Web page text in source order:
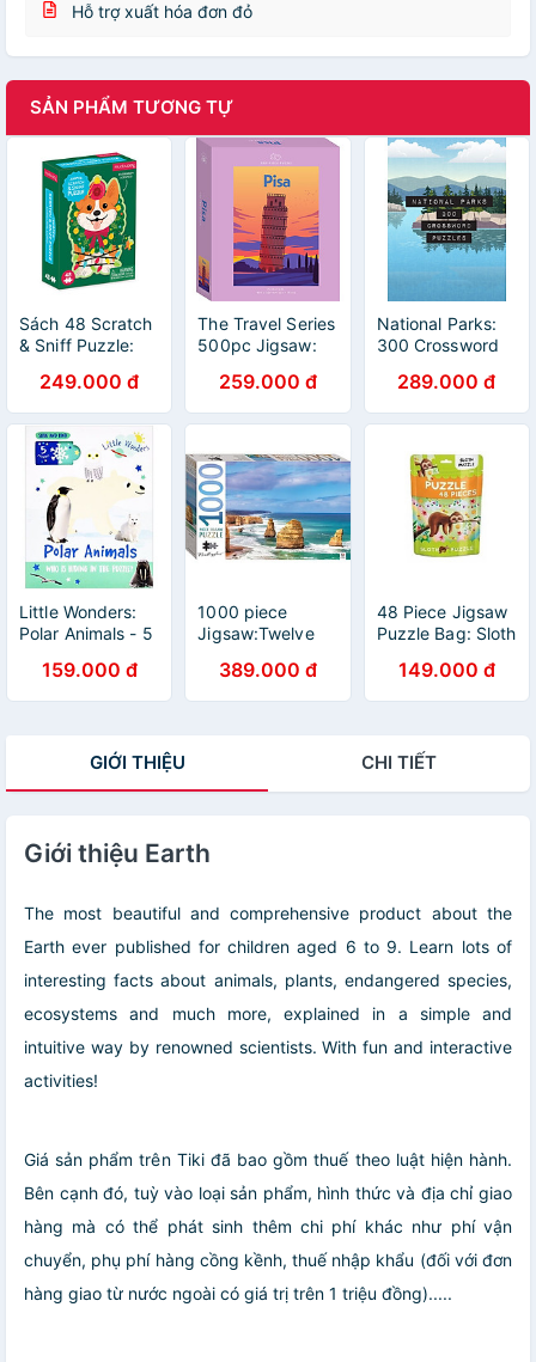
Hỗ trợ xuất hóa đơn đỏ
SẢN PHẨM TƯƠNG TỰ
Sách 48 Scratch
& Sniff Puzzle:
249.000 đ
The Travel Series
500pc Jigsaw:
259.000 đ
National Parks:
300 Crossword
289.000 đ
Little Wonders:
Polar Animals - 5
159.000 đ
1000 piece
Jigsaw:Twelve
Australia
389.000 đ
48 Piece Jigsaw
Puzzle Bag: Sloth
149.000 đ
GIỚI THIỆU CHI TIẾT
Giới thiệu Earth
The most beautiful and comprehensive product about the
Earth ever published for children aged 6 to 9. Learn lots of
interesting facts about animals, plants, endangered species,
ecosystems and much more, explained in a simple and
intuitive way by renowned scientists. With fun and interactive
activities!
Giá sản phẩm trên Tiki đã bao gồm thuế theo luật hiện hành.
Bên cạnh đó, tuỳ vào loại sản phẩm, hình thức và địa chỉ giao
hàng mà có thể phát sinh thêm chi phí khác như phí vận
chuyển, phụ phí hàng cồng kềnh, thuế nhập khẩu (đối với đơn
hàng giao từ nước ngoài có giá trị trên 1 triệu đồng).....